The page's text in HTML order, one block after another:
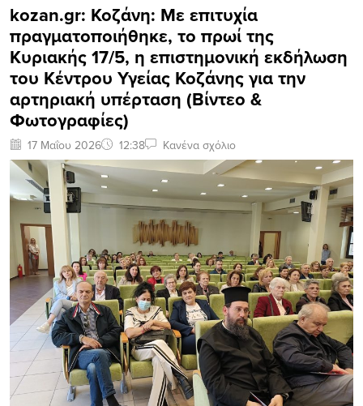
kozan.gr: Koζάνη: Με επιτυχία
πραγματοποιήθηκε, το πρωί της
Κυριακής 17/5, η επιστημονική εκδήλωση
του Κέντρου Υγείας Κοζάνης για την
αρτηριακή υπέρταση (Bίντεο &
Φωτογραφίες)
17 Μαΐου 2026 12:38 Κανένα σχόλιο